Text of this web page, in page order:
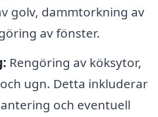
golv, dammtorkning av
av fönster.
Rengöring av köksytor,
ugn. Detta inkluderar
och eventuell